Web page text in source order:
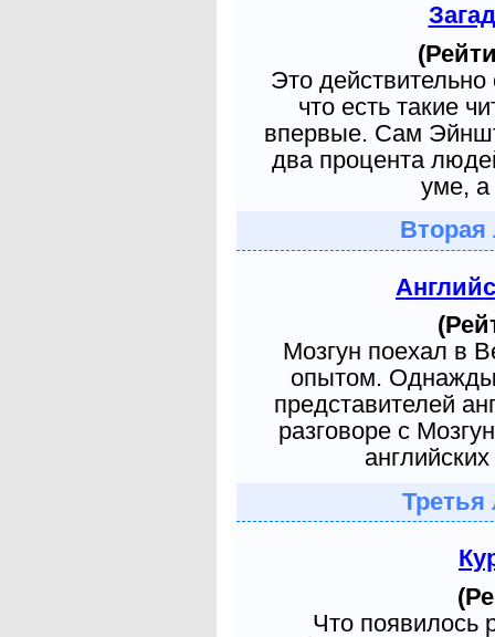
Это
что есть такие
впервые. Сам
два процента
уме, а
Вторая
Мозгун поехал в
опытом. Однажды
представителей
разговоре с
Третья
Что появилось